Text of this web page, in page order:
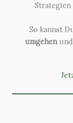
So kannst
umgehenund